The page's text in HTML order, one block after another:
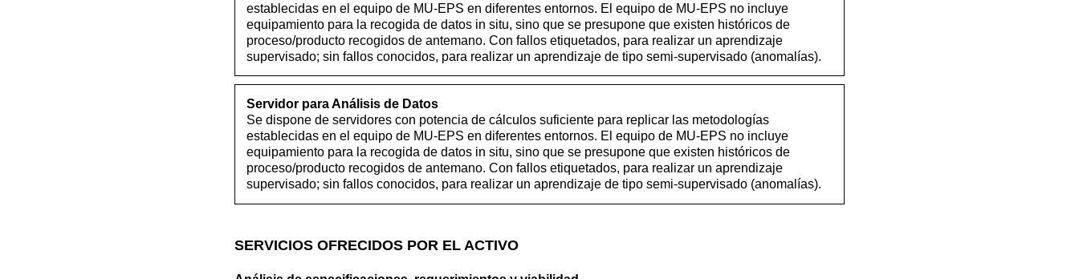
establecidas en el equipo de MU-EPS en diferentes entornos. El equipo de MU-EPS no incluye
equipamiento para la recogida de datos in situ, sino que se presupone que existen históricos de
proceso/producto recogidos de antemano. Con fallos etiquetados, para realizar un aprendizaje
supervisado; sin fallos conocidos, para realizar un aprendizaje de tipo semi-supervisado (anomalías).
Servidor para Análisis de Datos
Se dispone de servidores con potencia de cálculos suficiente para replicar las metodologías
establecidas en el equipo de MU-EPS en diferentes entornos. El equipo de MU-EPS no incluye
equipamiento para la recogida de datos in situ, sino que se presupone que existen históricos de
proceso/producto recogidos de antemano. Con fallos etiquetados, para realizar un aprendizaje
supervisado; sin fallos conocidos, para realizar un aprendizaje de tipo semi-supervisado (anomalías).
SERVICIOS OFRECIDOS POR EL ACTIVO